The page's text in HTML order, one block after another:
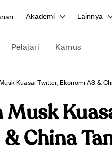
Akademi Lainnya
Pelajari Kamus
Kuasai Twitter, Ekonomi AS &
Musk
China